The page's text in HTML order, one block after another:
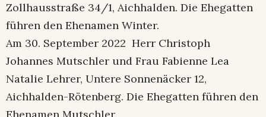
Zollhausstraße 34/1, Aichhalden. Die Ehegatten
führen den Ehenamen Winter.
Am 30. September 2022 Herr Christoph
Johannes Mutschler und Frau Fabienne Lea
Natalie Lehrer, Untere Sonnenäcker 12,
Aichhalden-Rötenberg. Die Ehegatten führen den